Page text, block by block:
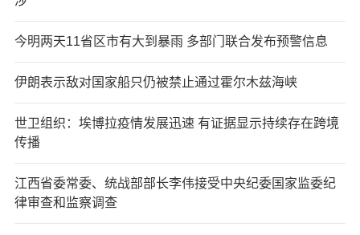
今明两天11省区市有大到暴雨 多部门联合发布预警信息
伊朗表示敌对国家船只仍被禁止通过霍尔木兹海峡
世卫组织：埃博拉疫情发展迅速 有证据显示持续存在跨境
传播
江西省委常委、统战部部长李伟接受中央纪委国家监委纪
律审查和监察调查